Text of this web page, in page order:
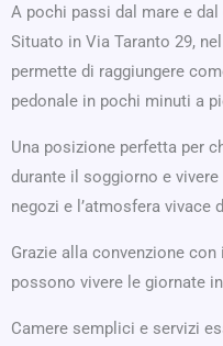
A pochi passi dal mare e dal
Situato in Via Taranto 29,
permette di raggiungere
pedonale in pochi minuti a
Una posizione perfetta per
durante il soggiorno e
negozi e l’atmosfera vivace
Grazie alla convenzione
possono vivere le giornate
Camere semplici e servizi